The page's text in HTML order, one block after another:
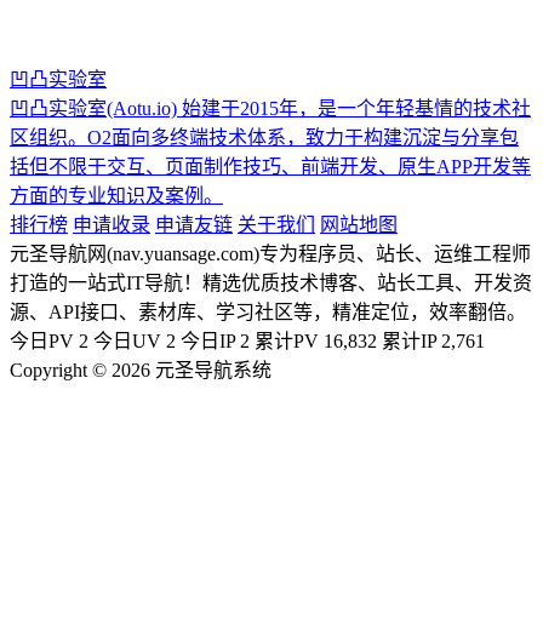
凹凸实验室
凹凸实验室(Aotu.io) 始建于2015年，是一个年轻基情的技术社
区组织。O2面向多终端技术体系，致力于构建沉淀与分享包
括但不限于交互、页面制作技巧、前端开发、原生APP开发等
方面的专业知识及案例。
排行榜 申请收录 申请友链 关于我们
网站地图
元圣导航网(nav.yuansage.com)专为程序员、站长、运维工程师
打造的一站式IT导航！精选优质技术博客、站长工具、开发资
源、API接口、素材库、学习社区等，精准定位，效率翻倍。
今日PV 2 今日UV 2 今日IP 2 累计PV 16,832 累计IP 2,761
Copyright © 2026 元圣导航系统